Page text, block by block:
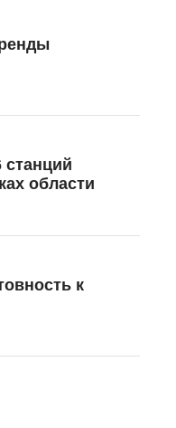
станций
области
к